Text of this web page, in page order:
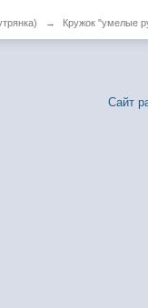
→ Кружок "умелые
Сайт